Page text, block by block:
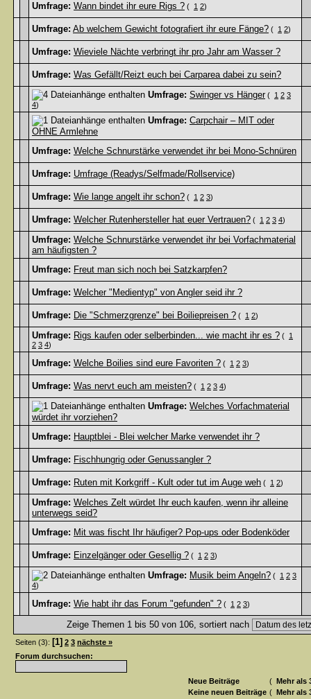
Umfrage: Wann bindet ihr eure Rigs ? ( 1 2)
Umfrage: Ab welchem Gewicht fotografiert ihr eure Fänge? ( 1 2)
Umfrage: Wieviele Nächte verbringt ihr pro Jahr am Wasser ?
Umfrage: Was Gefällt/Reizt euch bei Carparea dabei zu sein?
Umfrage: Swinger vs Hänger ( 1 2 3
4)
Umfrage: Carpchair – MIT oder
OHNE Armlehne
Umfrage: Welche Schnurstärke verwendet ihr bei Mono-Schnüren
Umfrage: Umfrage (Readys/Selfmade/Rollservice)
Umfrage: Wie lange angelt ihr schon? ( 1 2 3)
Umfrage: Welcher Rutenhersteller hat euer Vertrauen? ( 1 2 3 4)
Umfrage: Welche Schnurstärke verwendet ihr bei Vorfachmaterial
am häufigsten ?
Umfrage: Freut man sich noch bei Satzkarpfen?
Umfrage: Welcher "Medientyp" von Angler seid ihr ?
Umfrage: Die "Schmerzgrenze" bei Boiliepreisen ? ( 1 2)
Umfrage: Rigs kaufen oder selberbinden... wie macht ihr es ? ( 1
2 3 4)
Umfrage: Welche Boilies sind eure Favoriten ? ( 1 2 3)
Umfrage: Was nervt euch am meisten? ( 1 2 3 4)
Umfrage: Welches Vorfachmaterial
würdet ihr vorziehen?
Umfrage: Hauptblei - Blei welcher Marke verwendet ihr ?
Umfrage: Fischhungrig oder Genussangler ?
Umfrage: Ruten mit Korkgriff - Kult oder tut im Auge weh ( 1 2)
Umfrage: Welches Zelt würdet Ihr euch kaufen, wenn ihr alleine
unterwegs seid?
Umfrage: Mit was fischt Ihr häufiger? Pop-ups oder Bodenköder
Umfrage: Einzelgänger oder Gesellig ? ( 1 2 3)
Umfrage: Musik beim Angeln? ( 1 2 3
4)
Umfrage: Wie habt ihr das Forum "gefunden" ? ( 1 2 3)
Zeige Themen 1 bis 50 von 106, sortiert nach
Seiten (3): [1] 2 3 nächste »
Forum durchsuchen:
Neue Beiträge ( Mehr als
Keine neuen Beiträge ( Mehr als